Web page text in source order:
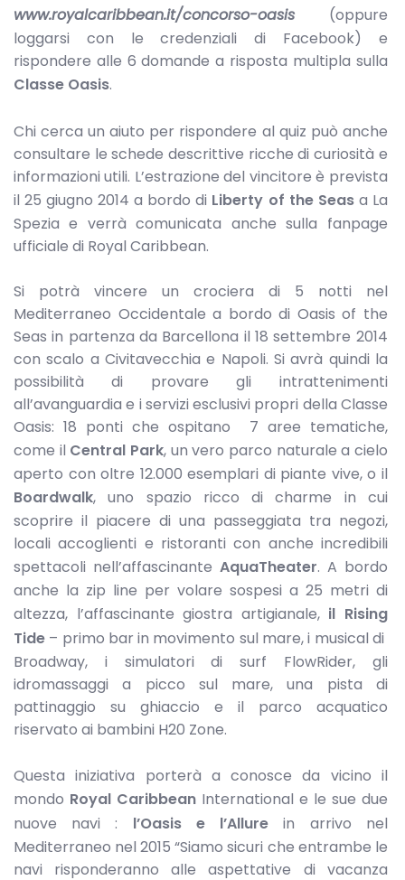
www.royalcaribbean.it/concorso-oasis
(oppure
loggarsi con le credenziali di Facebook) e
rispondere alle 6 domande a risposta multipla sulla
Classe Oasis.
Chi cerca un aiuto per rispondere al quiz può anche
consultare le schede descrittive ricche di curiosità e
informazioni utili. L’estrazione del vincitore è prevista
il 25 giugno 2014 a bordo di Liberty of the Seasa La
Spezia e verrà comunicata anche sulla fanpage
ufficiale di Royal Caribbean.
Si potrà vincere un crociera di 5 notti nel
Mediterraneo Occidentale a bordo di Oasis of the
Seas in partenza da Barcellona il 18 settembre 2014
con scalo a Civitavecchia e Napoli. Si avrà quindi la
possibilità di provare gli intrattenimenti
all’avanguardia e i servizi esclusivi propri della Classe
Oasis: 18 ponti che ospitano 7 aree tematiche,
come il Central Park, un vero parco naturale a cielo
aperto con oltre 12.000 esemplari di piante vive, o il
Boardwalk, uno spazio ricco di charme in cui
scoprire il piacere di una passeggiata tra negozi,
locali accoglienti e ristoranti con anche incredibili
spettacoli nell’affascinante AquaTheater. A bordo
anche la zip line per volare sospesi a 25 metri di
altezza, l’affascinante giostra artigianale, il Rising
Tide – primo bar in movimento sul mare, i musical di
Broadway, i simulatori di surf FlowRider, gli
idromassaggi a picco sul mare, una pista di
pattinaggio su ghiaccio e il parco acquatico
riservato ai bambini H20 Zone.
Questa iniziativa porterà a conosce da vicino il
mondo Royal CaribbeanInternational e le sue due
nuove navi : l’Oasis e l’Allure in arrivo nel
Mediterraneo nel 2015 “Siamo sicuri che entrambe le
navi risponderanno alle aspettative di vacanza